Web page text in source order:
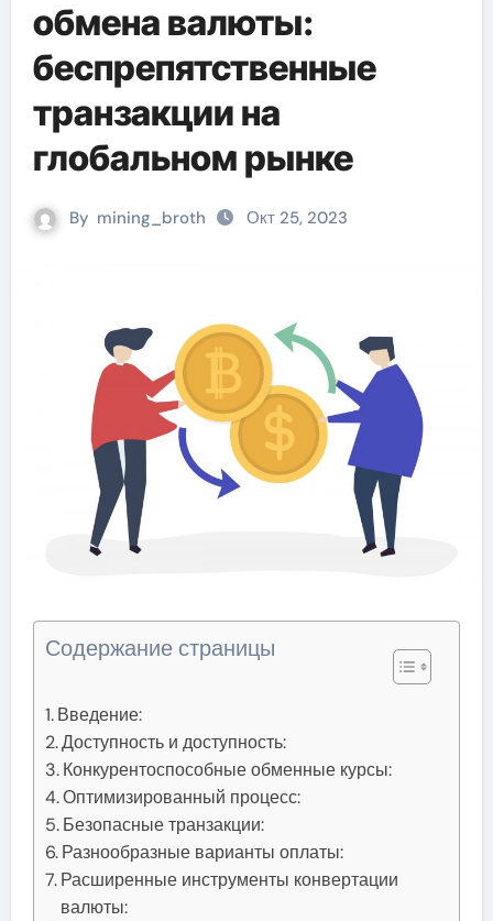
обмена валюты:
беспрепятственные
транзакции на
глобальном рынке
By mining_broth Окт 25, 2023
Содержание страницы
Введение:
Доступность и доступность:
Конкурентоспособные обменные курсы:
Оптимизированный процесс:
Безопасные транзакции:
Разнообразные варианты оплаты:
Расширенные инструменты конвертации
валюты: